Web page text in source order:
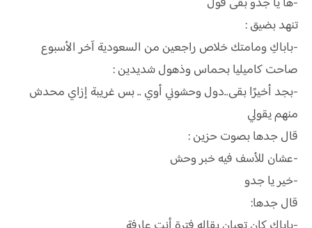
تنهد بضيق :
-باباكِ ومامتك خلاص راجعين من السعودية آخر الأسبوع
صاحت كاميليا بحماس وذهول شديدين :
-بجد أخيرًا بقى..دول وحشوني أوي .. بس غريبة إزاي محدش
منهم يقولي
قال جدها بصوت حزين :
-عشان للأسف فيه خبر وحش
-خير يا جدو
قال جدها: